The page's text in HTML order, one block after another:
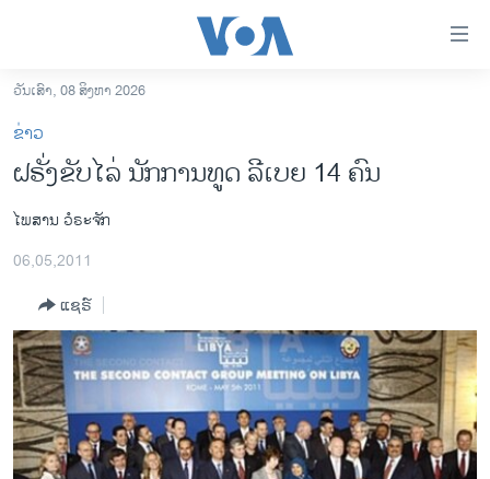
ເຂົ້າ
ຫາ
ຂ້າມ
ຂ້າມ
ໄປ
ຫາ
ລາວ
ອາເມຣິກາ
ການເລືອກຕັ້ງ ປະທານາທີບໍດີ ສະຫະລັດ 2024
ຂ່າວ​ຈີນ
ໂລກ
ເອເຊຍ
ອິດສະຫຼະພາບດ້ານການຂ່າວ
ຊີວິດຊາວລາວ
ຊຸມຊົນຊາວລາວ
ວັນເສົາ, 08 ສິງຫາ 2026
ຂ່າວ
ຝຣັ່ງຂັບໄລ່ ນັກການທູດ ລີເບຍ 14 ຄົນ
ໄພສານ ວໍຣະຈັກ
06,05,2011
ແຊຣ໌